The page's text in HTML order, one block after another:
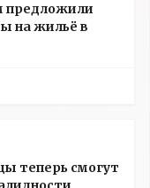
предложили
на жильё в
теперь смогут